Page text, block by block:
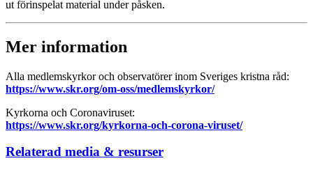
ut förinspelat material under påsken.
Mer information
Alla medlemskyrkor och observatörer inom Sveriges kristna råd:
https://www.skr.org/om-oss/medlemskyrkor/
Kyrkorna och Coronaviruset:
https://www.skr.org/kyrkorna-och-corona-viruset/
Relaterad media & resurser